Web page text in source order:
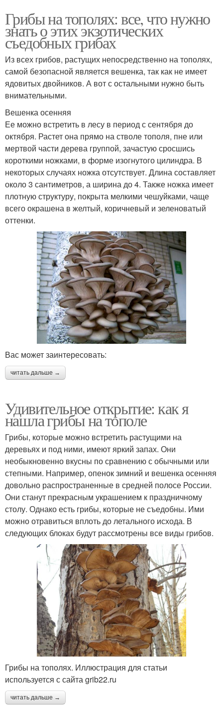
Грибы на тополях: все, что нужно
знать о этих экзотических
съедобных грибах
Из всех грибов, растущих непосредственно на тополях,
самой безопасной является вешенка, так как не имеет
ядовитых двойников. А вот с остальными нужно быть
внимательными.
Вешенка осенняя
Ее можно встретить в лесу в период с сентября до
октября. Растет она прямо на стволе тополя, пне или
мертвой части дерева группой, зачастую сросшись
короткими ножками, в форме изогнутого цилиндра. В
некоторых случаях ножка отсутствует. Длина составляет
около 3 сантиметров, а ширина до 4. Также ножка имеет
плотную структуру, покрыта мелкими чешуйками, чаще
всего окрашена в желтый, коричневый и зеленоватый
оттенки.
Вас может заинтересовать:
читать дальше →
Удивительное открытие: как я
нашла грибы на тополе
Грибы, которые можно встретить растущими на
деревьях и под ними, имеют яркий запах. Они
необыкновенно вкусны по сравнению с обычными или
степными. Например, опенок зимний и вешенка осенняя
довольно распространенные в средней полосе России.
Они станут прекрасным украшением к праздничному
столу. Однако есть грибы, которые не съедобны. Ими
можно отравиться вплоть до летального исхода. В
следующих блоках будут рассмотрены все виды грибов.
Грибы на тополях. Иллюстрация для статьи
используется с сайта grib22.ru
читать дальше →